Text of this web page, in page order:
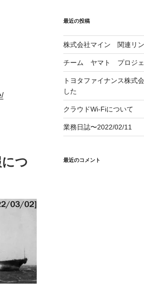
つ
最近の投稿
株式会社マイン 関連リ
チーム ヤマト プロジェ
トヨタファイナンス株式
した
クラウドWi-Fiについて
業務日誌〜2022/02/11
最近のコメント